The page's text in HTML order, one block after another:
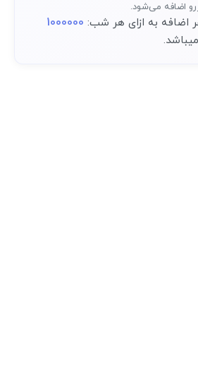
اضافه می‌شود.
اضافه به ازای هر شب:
میباشد.